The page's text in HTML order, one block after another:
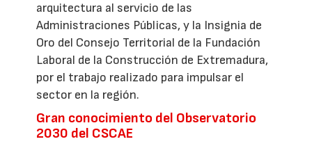
arquitectura al servicio de las
Administraciones Públicas, y la Insignia de
Oro del Consejo Territorial de la Fundación
Laboral de la Construcción de Extremadura,
por el trabajo realizado para impulsar el
sector en la región.
Gran conocimiento del Observatorio
2030 del CSCAE